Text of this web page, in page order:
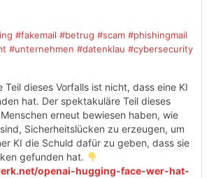
#fakemail #betrug #scam #phishingmail
#unternehmen #datenklau #cybersecurity
Teil dieses Vorfalls ist nicht, dass eine KI
hat. Der spektakuläre Teil dieses
erneut bewiesen haben, wie
Sicherheitslücken zu erzeugen, um
KI die Schuld dafür zu geben, dass sie
gefunden hat.
openai-hugging-face-wer-hat-